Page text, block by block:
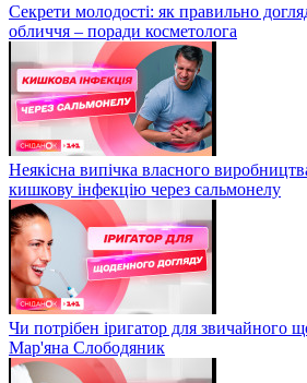
Секрети молодості: як правильно
обличчя – поради косметолога
Неякісна випічка власного
кишкову інфекцію через сальмонелу
Чи потрібен іригатор для звичайного
Мар'яна Слободяник